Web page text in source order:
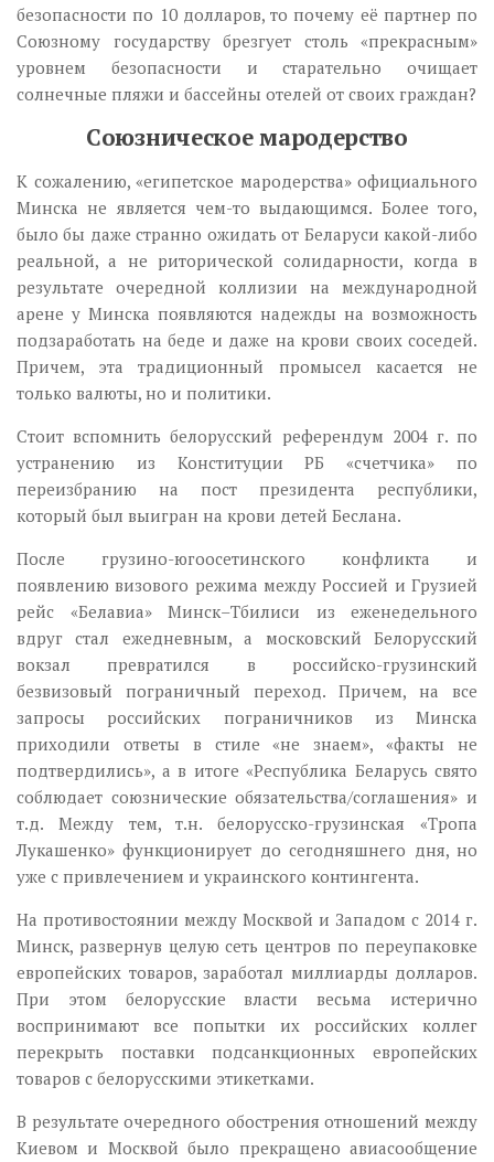
безопасности по 10 долларов, то почему её партнер по
Союзному государству брезгует столь «прекрасным»
уровнем безопасности и старательно очищает
солнечные пляжи и бассейны отелей от своих граждан?
Союзническое мародерство
К сожалению, «египетское мародерства» официального
Минска не является чем-то выдающимся. Более того,
было бы даже странно ожидать от Беларуси какой-либо
реальной, а не риторической солидарности, когда в
результате очередной коллизии на международной
арене у Минска появляются надежды на возможность
подзаработать на беде и даже на крови своих соседей.
Причем, эта традиционный промысел касается не
только валюты, но и политики.
Стоит вспомнить белорусский референдум 2004 г. по
устранению из Конституции РБ «счетчика» по
переизбранию на пост президента республики,
который был выигран на крови детей Беслана.
После грузино-югоосетинского конфликта и
появлению визового режима между Россией и Грузией
рейс «Белавиа» Минск–Тбилиси из еженедельного
вдруг стал ежедневным, а московский Белорусский
вокзал превратился в российско-грузинский
безвизовый пограничный переход. Причем, на все
запросы российских пограничников из Минска
приходили ответы в стиле «не знаем», «факты не
подтвердились», а в итоге «Республика Беларусь свято
соблюдает союзнические обязательства/соглашения» и
т.д. Между тем, т.н. белорусско-грузинская «Тропа
Лукашенко» функционирует до сегодняшнего дня, но
уже с привлечением и украинского контингента.
На противостоянии между Москвой и Западом с 2014 г.
Минск, развернув целую сеть центров по переупаковке
европейских товаров, заработал миллиарды долларов.
При этом белорусские власти весьма истерично
воспринимают все попытки их российских коллег
перекрыть поставки подсанкционных европейских
товаров с белорусскими этикетками.
В результате очередного обострения отношений между
Киевом и Москвой было прекращено авиасообщение